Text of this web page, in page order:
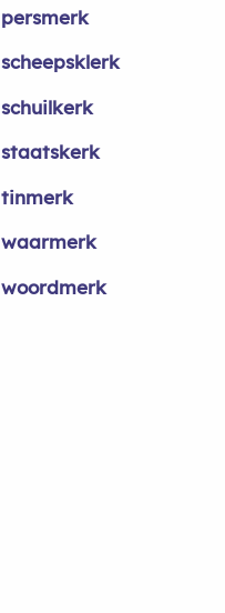
persmerk
scheepsklerk
schuilkerk
staatskerk
tinmerk
waarmerk
woordmerk